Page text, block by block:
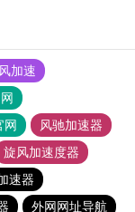
加速
网
风驰加速器
旋风加速度器
速器
外网网址导航